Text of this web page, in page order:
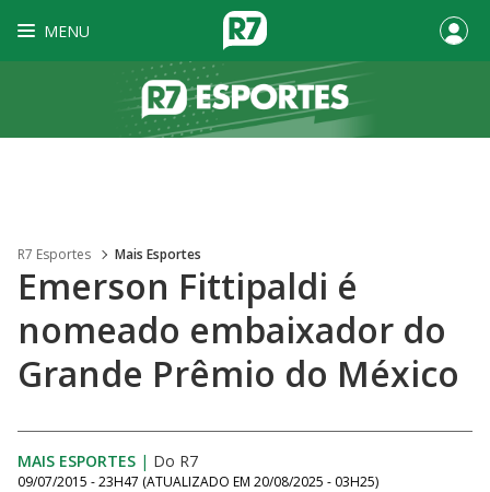
MENU
R7 Esportes Mais Esportes
Emerson Fittipaldi é
nomeado embaixador do
Grande Prêmio do México
MAIS ESPORTES | Do R7
09/07/2015 - 23H47 (ATUALIZADO EM 20/08/2025 - 03H25)